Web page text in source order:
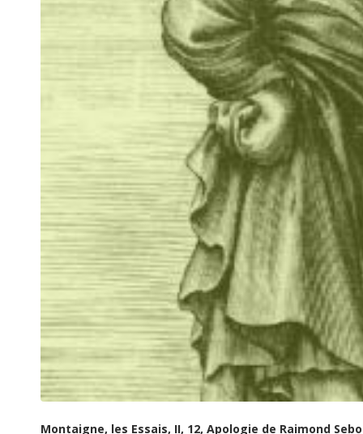
Montaigne, les Essais, II, 12, Apologie de Raimond